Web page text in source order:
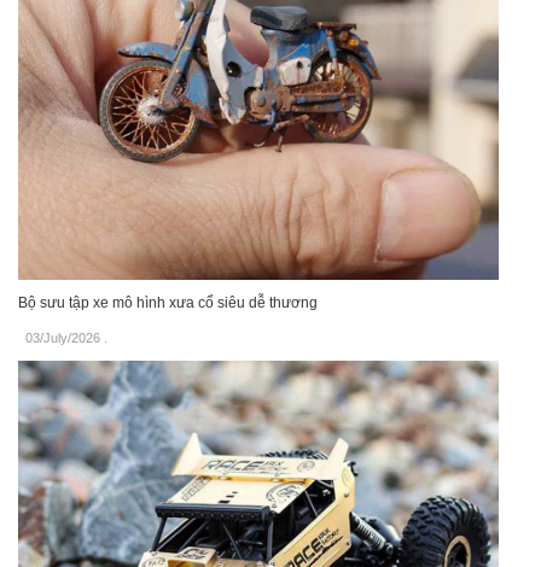
Bộ sưu tập xe mô hình xưa cổ siêu dễ thương
03/July/2026